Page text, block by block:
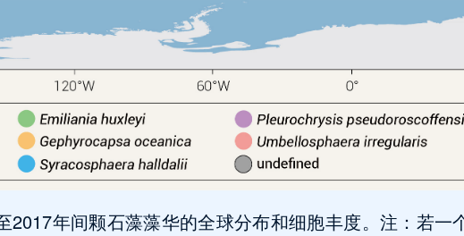
2017年间颗石藻藻华的全球分布和细胞丰度。注：若